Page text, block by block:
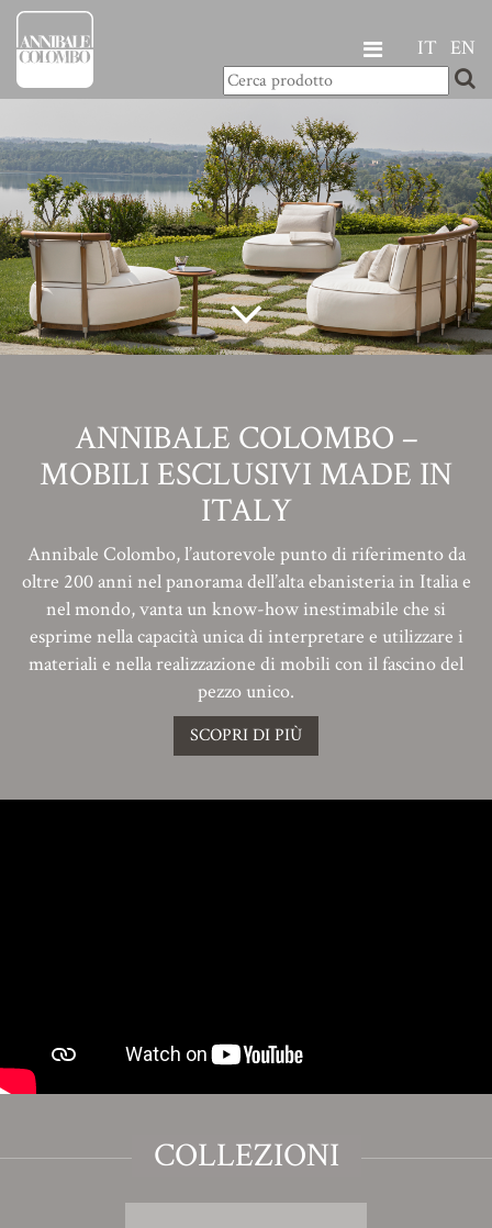
IT EN
ANNIBALE COLOMBO –
MOBILI ESCLUSIVI MADE IN
ITALY
Annibale Colombo, l’autorevole punto di riferimento da
oltre 200 anni nel panorama dell’alta ebanisteria in Italia e
nel mondo, vanta un know-how inestimabile che si
esprime nella capacità unica di interpretare e utilizzare i
materiali e nella realizzazione di mobili con il fascino del
pezzo unico.
SCOPRI DI PIÙ
COLLEZIONI